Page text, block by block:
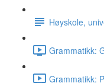
Høyskole,
Grammatikk:
Grammatikk: